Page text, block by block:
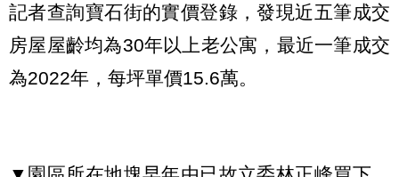
記者查詢寶石街的實價登錄，發現近五筆成交
房屋屋齡均為30年以上老公寓，最近一筆成交
為2022年，每坪單價15.6萬。